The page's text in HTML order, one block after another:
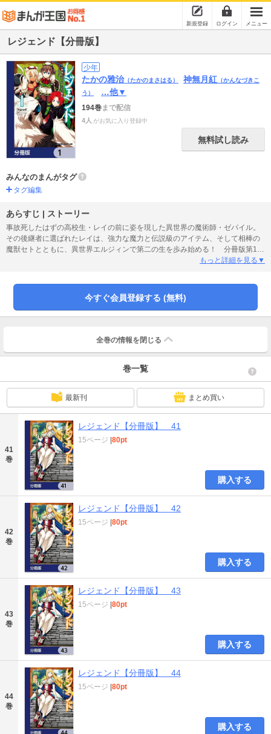
新規登録 ログイン メニュー
レジェンド【分冊版】
少年
たかの雅治（たかのまさはる） 神無月紅 （かんなづきこ
う）
…他▼
194巻まで配信
4人 がお気に入り登録中
無料試し読み
みんなのまんがタグ
タグ編集
あらすじ | ストーリー
事故死したはずの高校生・レイの前に姿を現した異世界の魔術師・ゼパイル。
その後継者に選ばれたレイは、強力な魔力と伝説級のアイテム、そして相棒の
魔獣セトとともに、異世界エルジィンで第二の生を歩み始める！ 分冊版第1
もっと詳細を見る▼
今すぐ会員登録する (無料)
全巻の情報を 閉じる
巻一覧
最新刊 まとめ買い
41
巻
レジェンド【分冊版】 41
15ページ 80pt
購入する
42
巻
レジェンド【分冊版】 42
15ページ 80pt
購入する
43
巻
レジェンド【分冊版】 43
15ページ 80pt
購入する
44
巻
レジェンド【分冊版】 44
15ページ 80pt
購入する